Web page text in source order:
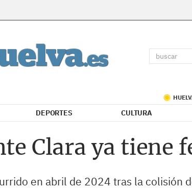
DEPORTES CULTURA
Clara ya tiene
en abril de 2024 tras la colisión